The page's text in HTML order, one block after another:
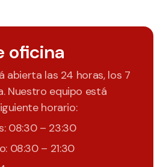
oficina
abierta las 24 horas, los 7
Nuestro equipo está
horario:
08:30 – 23:30
08:30 – 21:30